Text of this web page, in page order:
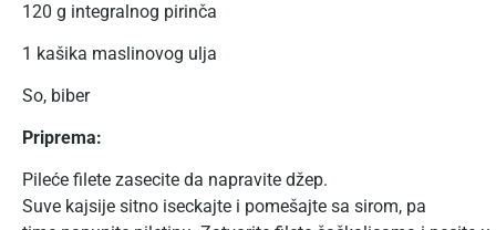
120 g integralnog pirinča
1 kašika maslinovog ulja
So, biber
Priprema:
Pileće filete zasecite da napravite džep.
Suve kajsije sitno iseckajte i pomešajte sa sirom, pa